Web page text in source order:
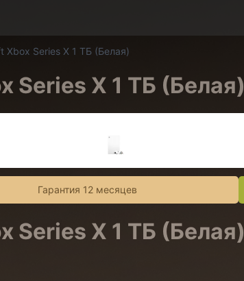
Xbox Series X 1 ТБ (Белая)
Series X 1 ТБ (Белая)
Гарантия 12 месяцев
Series X 1 ТБ (Белая)